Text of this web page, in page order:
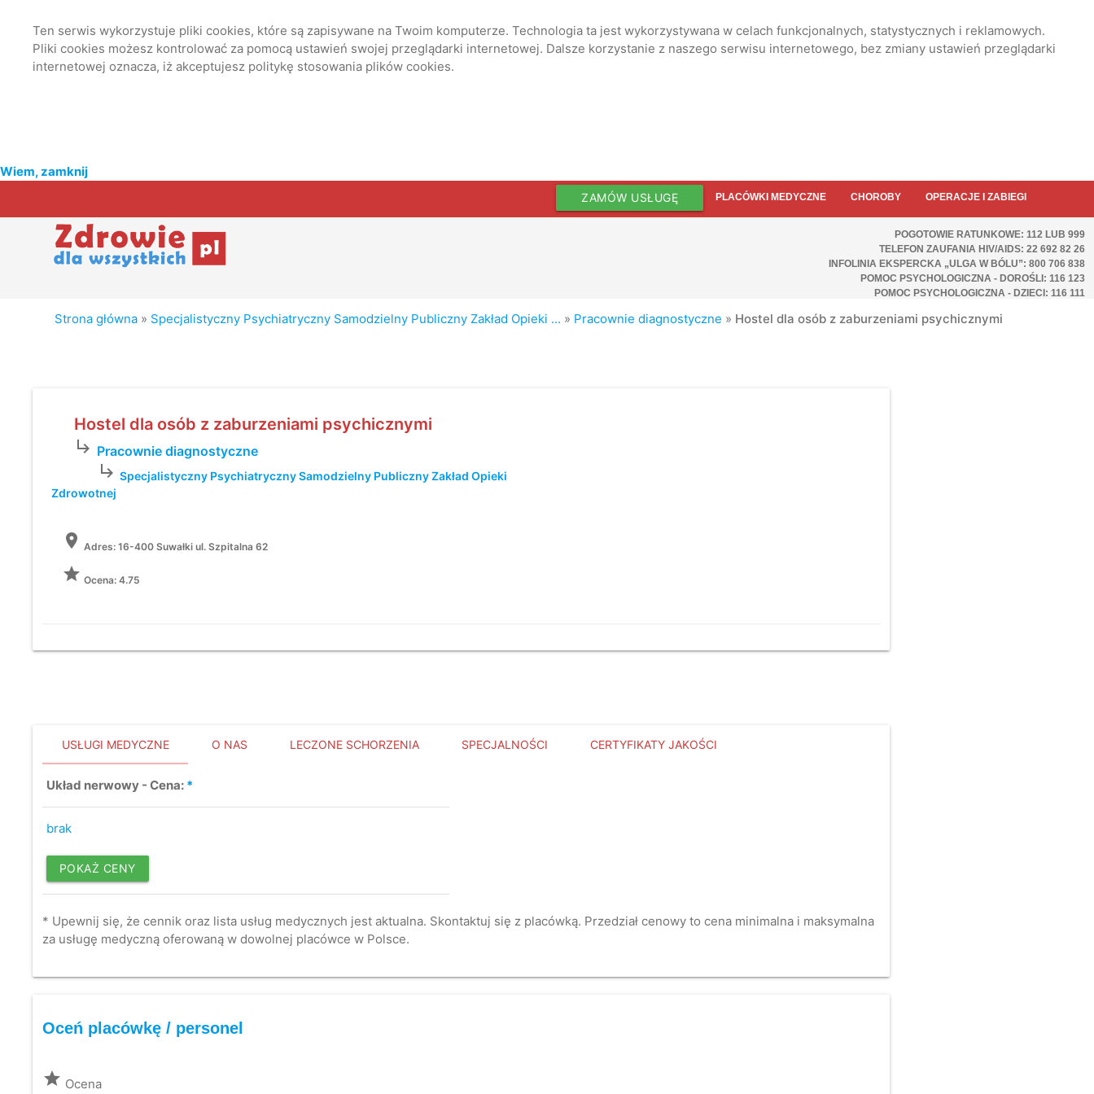
Ten serwis wykorzystuje pliki cookies, które są zapisywane na Twoim komputerze. Technologia ta jest wykorzystywana w celach funkcjonalnych, statystycznych i reklamowych.
Pliki cookies możesz kontrolować za pomocą ustawień swojej przeglądarki internetowej. Dalsze korzystanie z naszego serwisu internetowego, bez zmiany ustawień przeglądarki
internetowej oznacza, iż akceptujesz politykę stosowania plików cookies.
Wiem, zamknij
ZAMÓW USŁUGĘ PLACÓWKI MEDYCZNE CHOROBY OPERACJE I ZABIEGI
POGOTOWIE RATUNKOWE: 112 LUB 999
TELEFON ZAUFANIA HIV/AIDS: 22 692 82 26
INFOLINIA EKSPERCKA „ULGA W BÓLU”: 800 706 838
POMOC PSYCHOLOGICZNA - DOROŚLI: 116 123
POMOC PSYCHOLOGICZNA - DZIECI: 116 111
Strona główna » Specjalistyczny Psychiatryczny Samodzielny Publiczny Zakład Opieki ... » Pracownie diagnostyczne » Hostel dla osób z zaburzeniami psychicznymi
Hostel dla osób z zaburzeniami psychicznymi
subdirectory_arrow_right Pracownie diagnostyczne
subdirectory_arrow_right Specjalistyczny Psychiatryczny Samodzielny Publiczny Zakład Opieki
Zdrowotnej
location_on Adres:16-400 Suwałki ul. Szpitalna 62
grade Ocena: 4.75
USŁUGI MEDYCZNE O NAS LECZONE SCHORZENIA SPECJALNOŚCI CERTYFIKATY JAKOŚCI
Układ nerwowy - Cena: *
brak
POKAŻ CENY
* Upewnij się, że cennik oraz lista usług medycznych jest aktualna. Skontaktuj się z placówką. Przedział cenowy to cena minimalna i maksymalna
za usługę medyczną oferowaną w dowolnej placówce w Polsce.
Oceń placówkę / personel
grade Ocena